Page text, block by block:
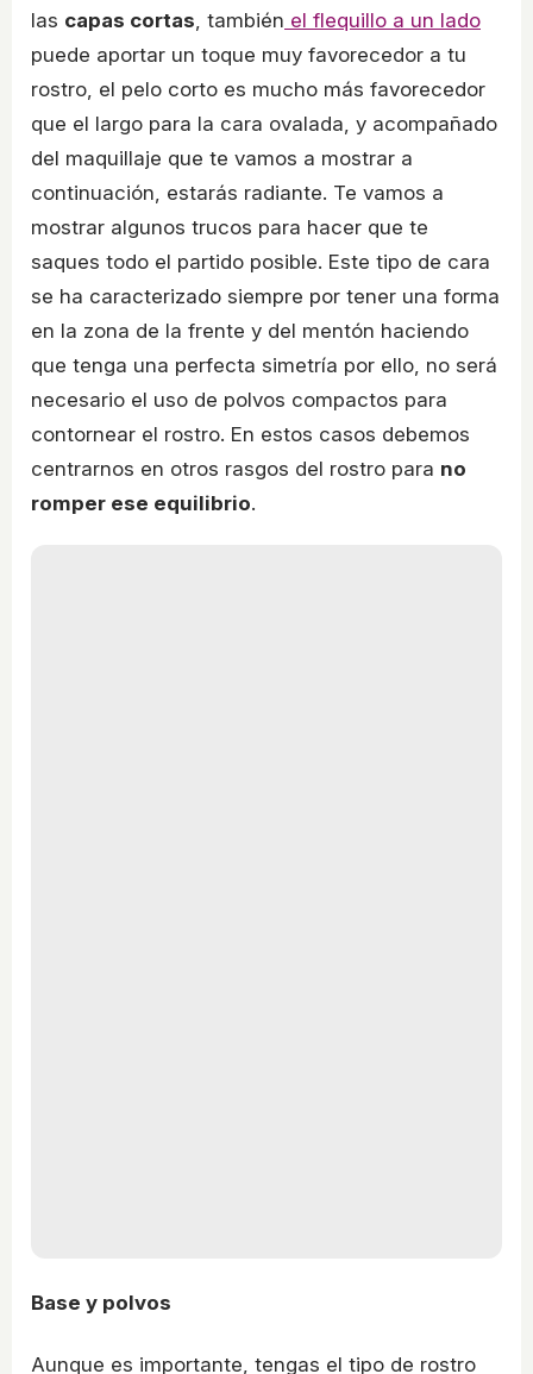
las capas cortas, también el flequillo a un lado
puede aportar un toque muy favorecedor a tu
rostro, el pelo corto es mucho más favorecedor
que el largo para la cara ovalada, y acompañado
del maquillaje que te vamos a mostrar a
continuación, estarás radiante. Te vamos a
mostrar algunos trucos para hacer que te
saques todo el partido posible. Este tipo de cara
se ha caracterizado siempre por tener una forma
en la zona de la frente y del mentón haciendo
que tenga una perfecta simetría por ello, no será
necesario el uso de polvos compactos para
contornear el rostro. En estos casos debemos
centrarnos en otros rasgos del rostro para no
romper ese equilibrio.
Base y polvos
Aunque es importante, tengas el tipo de rostro